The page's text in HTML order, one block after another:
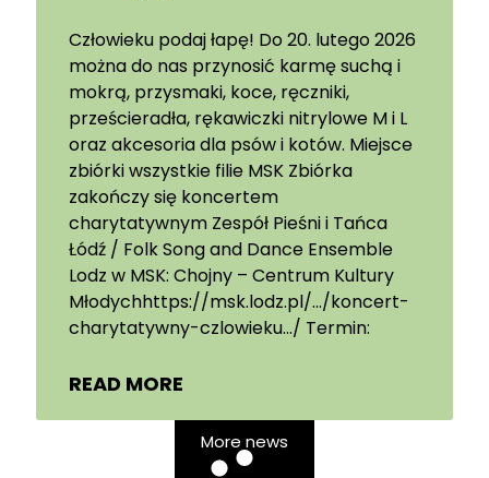
Człowieku podaj łapę! Do 20. lutego 2026
można do nas przynosić karmę suchą i
mokrą, przysmaki, koce, ręczniki,
prześcieradła, rękawiczki nitrylowe M i L
oraz akcesoria dla psów i kotów. Miejsce
zbiórki wszystkie filie MSK Zbiórka
zakończy się koncertem
charytatywnym Zespół Pieśni i Tańca
Łódź / Folk Song and Dance Ensemble
Lodz w MSK: Chojny – Centrum Kultury
Młodychhttps://msk.lodz.pl/…/koncert-
charytatywny-czlowieku…/ Termin:
READ MORE
More news